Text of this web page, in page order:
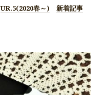
UR.5(2020春～) 新着記事